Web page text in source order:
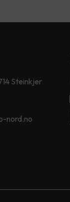
Steinkjer
nord.no